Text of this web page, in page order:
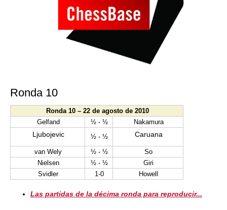
Ronda 10
Ronda 10 – 22 de agosto de 2010
Gelfand
½ - ½ Nakamura
Ljubojevic ½ - ½ Caruana
van Wely ½ - ½
So
Nielsen
½ - ½
Giri
Svidler
1-0 Howell
Las partidas de la décima ronda para reproducir...